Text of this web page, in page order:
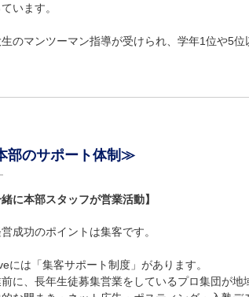
います。
のマンツーマン指導が受けられ、学年1位や5
部のサポート体制≫
緒に本部スタッフが営業活動】
成功のポイントは集客です。
には「集客サポート制度」があります。
に、長年生徒募集営業をしているプロ集団が地